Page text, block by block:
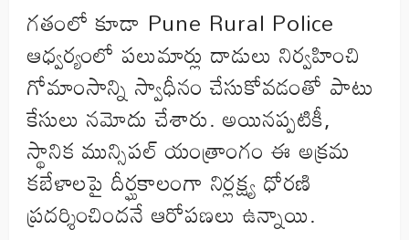
గతంలో కూడా Pune Rural Police
ఆధ్వర్యంలో పలుమార్లు దాడులు నిర్వహించి
గోమాంసాన్ని స్వాధీనం చేసుకోవడంతో పాటు
కేసులు నమోదు చేశారు. అయినప్పటికీ,
స్థానిక మున్సిపల్ యంత్రాంగం ఈ అక్రమ
కబేళాలపై దీర్ఘకాలంగా నిర్లక్ష్య ధోరణి
ప్రదర్శించిందనే ఆరోపణలు ఉన్నాయి.